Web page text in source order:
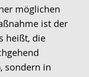
möglichen
ist der
heißt, die
sondern in